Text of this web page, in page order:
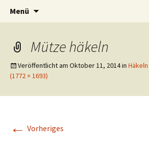
Häkeln
Zubehör und Tipps zum Häkeln
Menü
Mütze häkeln
Veröffentlicht am Oktober 11, 2014in Häkeln
(1772 × 1693)
← Vorheriges